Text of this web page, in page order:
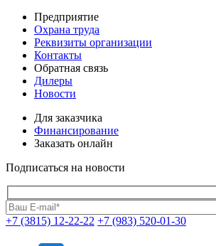
Предприятие
Охрана труда
Реквизиты организации
Контакты
Обратная связь
Дилеры
Новости
Для заказчика
Финансирование
Заказать онлайн
Подписаться на новости
+7 (3815) 12-22-22 +7 (983) 520-01-30